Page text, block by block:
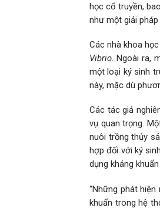
học cổ truyền,
như một giải
Các nhà khoa
Vibrio. Ngoài ra,
một loại ký sinh
này, mặc dù
Các tác giả
vụ quan trọng.
nuôi trồng thủy
hợp đối với ký
dụng kháng
“Những phát
khuẩn trong hệ